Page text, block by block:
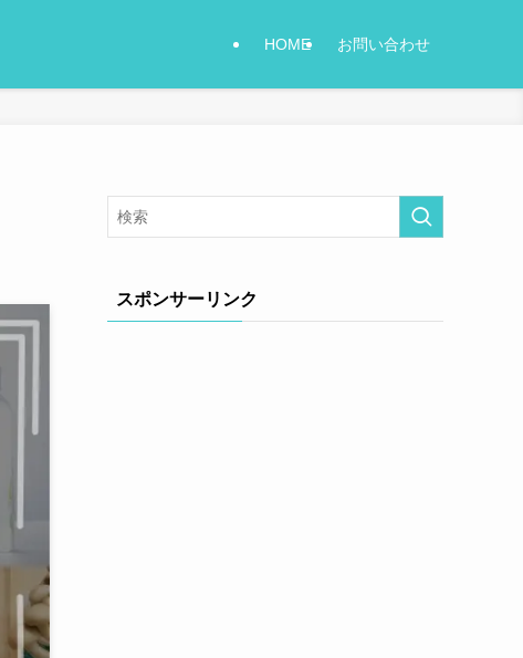
HOME お問い合わせ
スポンサーリンク